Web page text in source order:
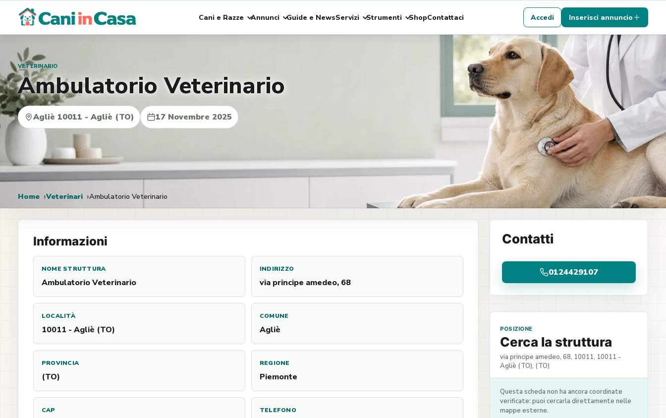
contenuto
Cani e Razze Annunci Guide e NewsServizi Strumenti ShopContattaci Accedi Inserisci annuncio
VETERINARIO
Ambulatorio Veterinario
Agliè 10011 - Agliè (TO) 17 Novembre 2025
Home Veterinari Ambulatorio Veterinario
Informazioni
NOME STRUTTURA
Ambulatorio Veterinario
INDIRIZZO
via principe amedeo, 68
LOCALITÀ
10011 - Agliè (TO)
COMUNE
Agliè
PROVINCIA
(TO)
REGIONE
Piemonte
CAP TELEFONO
Contatti
0124429107
POSIZIONE
Cerca la struttura
via principe amedeo, 68, 10011, 10011 -
Agliè (TO), (TO)
Questa scheda non ha ancora coordinate
verificate: puoi cercarla direttamente nelle
mappe esterne.